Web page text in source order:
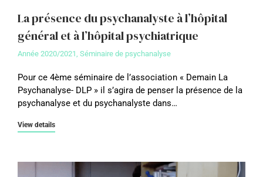
La présence du psychanalyste à l’hôpital
général et à l’hôpital psychiatrique
Année 2020/2021, Séminaire de psychanalyse
Pour ce 4ème séminaire de l’association « Demain La
Psychanalyse- DLP » il s’agira de penser la présence de la
psychanalyse et du psychanalyste dans…
View details